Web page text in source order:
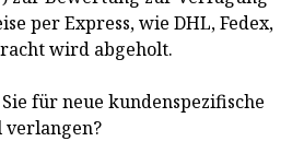
per Express, wie DHL, Fedex,
wird abgeholt.
für neue kundenspezifische